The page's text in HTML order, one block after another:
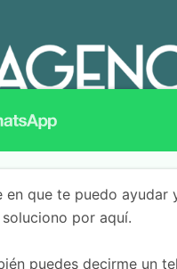
en que te puedo ayudar
por aquí.
puedes decirme un